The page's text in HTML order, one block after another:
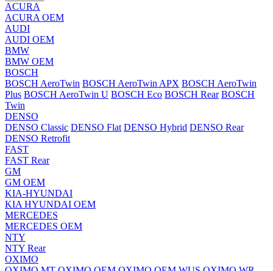
ACURA
ACURA OEM
AUDI
AUDI OEM
BMW
BMW OEM
BOSCH
BOSCH AeroTwin BOSCH AeroTwin APX BOSCH AeroTwin
Plus BOSCH AeroTwin U BOSCH Eco BOSCH Rear BOSCH
Twin
DENSO
DENSO Classic DENSO Flat DENSO Hybrid DENSO Rear
DENSO Retrofit
FAST
FAST Rear
GM
GM OEM
KIA-HYUNDAI
KIA HYUNDAI OEM
MERCEDES
MERCEDES OEM
NTY
NTY Rear
OXIMO